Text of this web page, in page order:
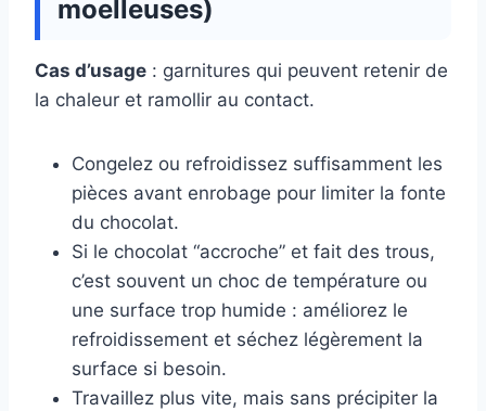
moelleuses)
Cas d’usage : garnitures qui peuvent retenir de
la chaleur et ramollir au contact.
Congelez ou refroidissez suffisamment les
pièces avant enrobage pour limiter la fonte
du chocolat.
Si le chocolat “accroche” et fait des trous,
c’est souvent un choc de température ou
une surface trop humide : améliorez le
refroidissement et séchez légèrement la
surface si besoin.
Travaillez plus vite, mais sans précipiter la